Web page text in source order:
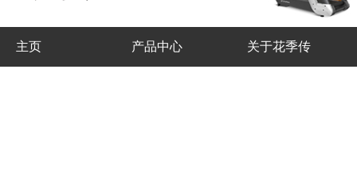
主页 产品中心 关于花季传